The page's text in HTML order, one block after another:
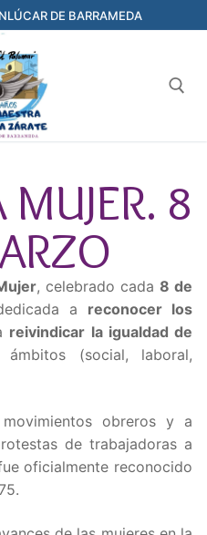
DE BARRAMEDA
8
, celebrado cada8 de
a reconocer los
reivindicar la igualdad de
(social, laboral,
obreros y a
de trabajadoras a
oficialmente reconocido